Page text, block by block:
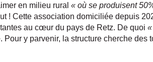
en milieu rural « où se produisent
! Cette association domiciliée depuis
au cœur du pays de Retz. De quoi
Pour y parvenir, la structure cherche des